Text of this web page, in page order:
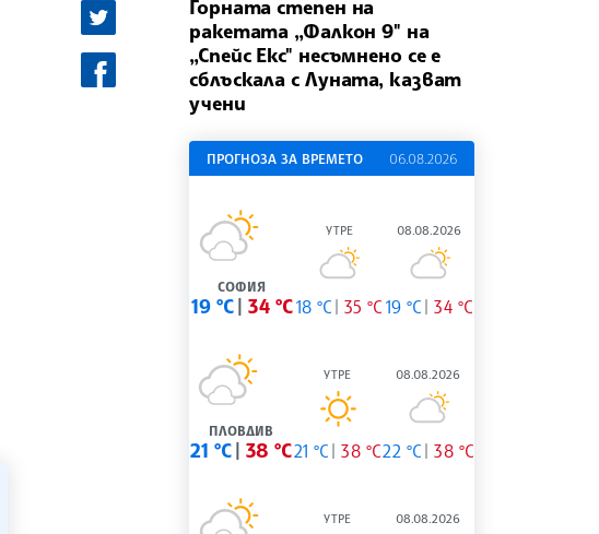
Горната степен на
ракетата „Фалкон 9" на
„Спейс Екс" несъмнено се е
сблъскала с Луната, казват
учени
ПРОГНОЗА ЗА ВРЕМЕТО 06.08.2026
СОФИЯ
19 °C 34 °C
УТРЕ
18 °C 35 °C
08.08.2026
19 °C 34 °C
ПЛОВДИВ
21 °C 38 °C
УТРЕ
21 °C 38 °C
08.08.2026
22 °C 38 °C
УТРЕ 08.08.2026